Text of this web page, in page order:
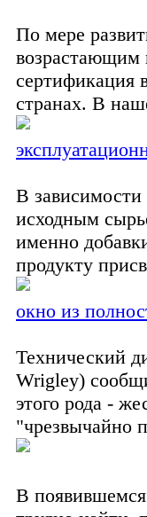
По мере
возрастающим
сертификация
странах. В
В зависимости
исходным
именно
продукту
окно из
Технический
Wrigley)
этого рода -
"чрезвычайно
В